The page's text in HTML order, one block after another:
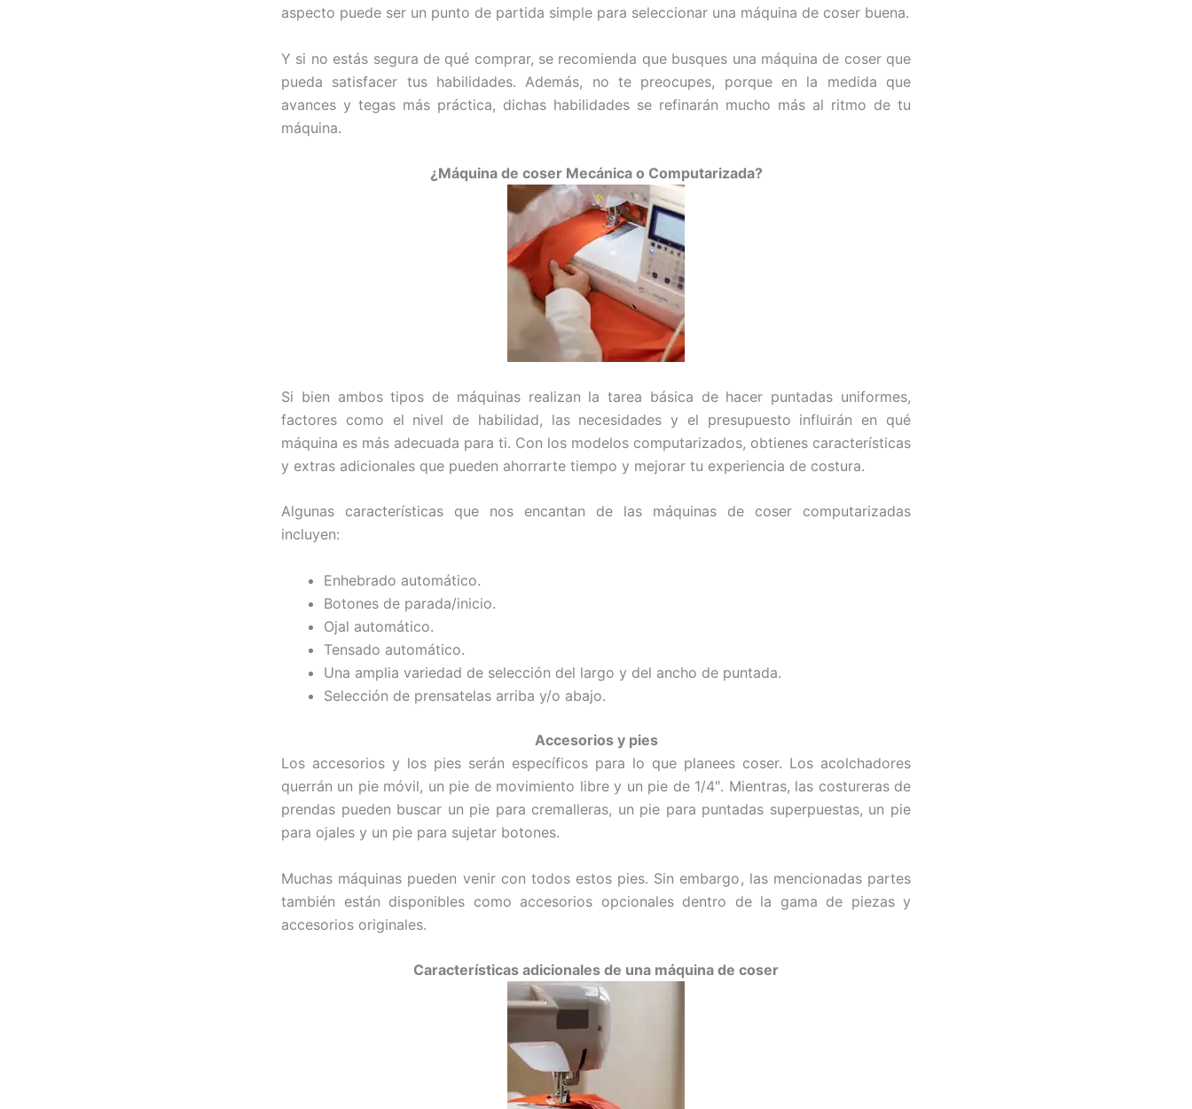
aspecto puede ser un punto de partida simple para seleccionar una máquina de coser buena.
Y si no estás segura de qué comprar, se recomienda que busques una máquina de coser que
pueda satisfacer tus habilidades. Además, no te preocupes, porque en la medida que
avances y tegas más práctica, dichas habilidades se refinarán mucho más al ritmo de tu
máquina.
¿Máquina de coser Mecánica o Computarizada?
Si bien ambos tipos de máquinas realizan la tarea básica de hacer puntadas uniformes,
factores como el nivel de habilidad, las necesidades y el presupuesto influirán en qué
máquina es más adecuada para ti. Con los modelos computarizados, obtienes características
y extras adicionales que pueden ahorrarte tiempo y mejorar tu experiencia de costura.
Algunas características que nos encantan de las máquinas de coser computarizadas
incluyen:
Enhebrado automático.
Botones de parada/inicio.
Ojal automático.
Tensado automático.
Una amplia variedad de selección del largo y del ancho de puntada.
Selección de prensatelas arriba y/o abajo.
Accesorios y pies
Los accesorios y los pies serán específicos para lo que planees coser. Los acolchadores
querrán un pie móvil, un pie de movimiento libre y un pie de 1/4″. Mientras, las costureras de
prendas pueden buscar un pie para cremalleras, un pie para puntadas superpuestas, un pie
para ojales y un pie para sujetar botones.
Muchas máquinas pueden venir con todos estos pies. Sin embargo, las mencionadas partes
también están disponibles como accesorios opcionales dentro de la gama de piezas y
accesorios originales.
Características adicionales de una máquina de coser